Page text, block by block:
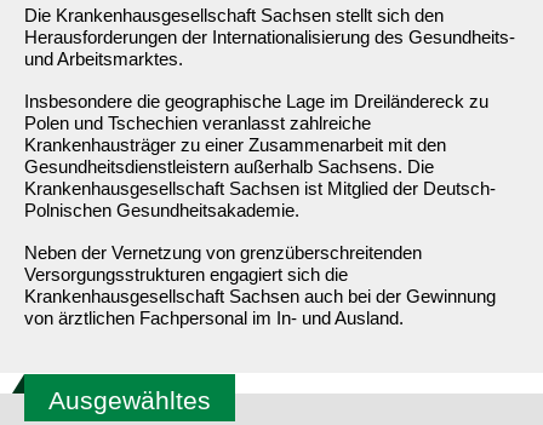
Die Krankenhausgesellschaft Sachsen stellt sich den
Herausforderungen der Internationalisierung des Gesundheits-
und Arbeitsmarktes.
Insbesondere die geographische Lage im Dreiländereck zu
Polen und Tschechien veranlasst zahlreiche
Krankenhausträger zu einer Zusammenarbeit mit den
Gesundheitsdienstleistern außerhalb Sachsens. Die
Krankenhausgesellschaft Sachsen ist Mitglied der Deutsch-
Polnischen Gesundheitsakademie.
Neben der Vernetzung von grenzüberschreitenden
Versorgungsstrukturen engagiert sich die
Krankenhausgesellschaft Sachsen auch bei der Gewinnung
von ärztlichen Fachpersonal im In- und Ausland.
Ausgewähltes